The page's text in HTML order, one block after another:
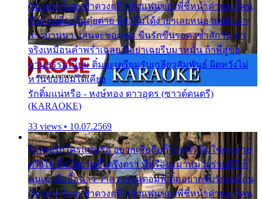
กัน แต่หวั่นจะช้ำดวงฤดี กลัวแฟนของพี่ชี้หน้าด่าทอ ก็คน
ชื่อต๋อยต้อยตุ้มตุ๋ยต่าย พี่ยังลืมได้ง่ายๆเลยหนอ แค่ตัวเรา
สาวบ้านนา แสนจะซอมซ่อ ขืนรักขืนรอคงช้ำสักวัน ถ้า
จริงเหมือนคำพร่ำเฉลย พี่อย่าเฉยรีบมาหมั้น ถ้าพี่สู่ขอ
ตามธรรมเนียม ติ๋มจะเตรียมรับเกลียวสัมพันธ์ ผิดหวังไม่
หวั่นขอยอมได้เคียง
รักติ๋มแน่หรือ - หงษ์ทอง ดาวอุดร (ซาวด์ดนตรี)
(KARAOKE)
33 views • 10.07.2569
ไม่เคยรักใครแน่หรือ อยากเชื่อถือก็ไม่กล้า ติ๋มใช่คนสวย
ตรึงใจ ติ๋มใช่งามซึ้งตรึงตรา พี่หรือจะมาหมายร่วมชีวี ก็
คนเขาลืออื้อฉาว ว่าสาวๆรุมตอมพี่ ติ๋มอยากรับรักเหมือน
กัน แต่หวั่นจะช้ำดวงฤดี กลัวแฟนของพี่ชี้หน้าด่าทอ ก็คน